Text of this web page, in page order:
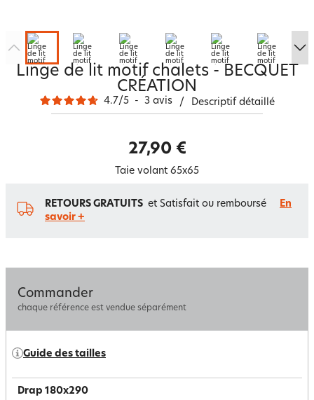
Linge de lit motif chalets - BECQUET
CRÉATION
4.7/5 - 3 avis / Descriptif détaillé
27,90 €
Taie volant 65x65
RETOURS GRATUITS et Satisfait ou remboursé
En
savoir +
Commander
chaque référence est vendue séparément
Guide des tailles
Drap 180x290